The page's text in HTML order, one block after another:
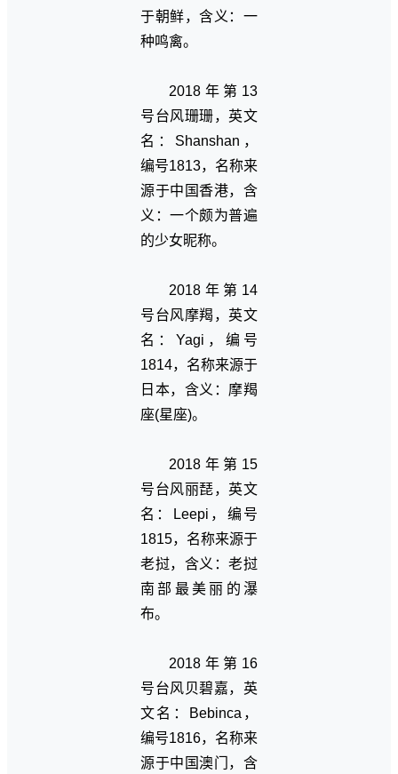
于朝鲜，含义：一
种鸣禽。
2018年第13
号台风珊珊，英文
名：Shanshan，
编号1813，名称来
源于中国香港，含
义：一个颇为普遍
的少女昵称。
2018年第14
号台风摩羯，英文
名：Yagi，编号
1814，名称来源于
日本，含义：摩羯
座(星座)。
2018年第15
号台风丽琵，英文
名：Leepi，编号
1815，名称来源于
老挝，含义：老挝
南部最美丽的瀑
布。
2018年第16
号台风贝碧嘉，英
文名：Bebinca，
编号1816，名称来
源于中国澳门，含